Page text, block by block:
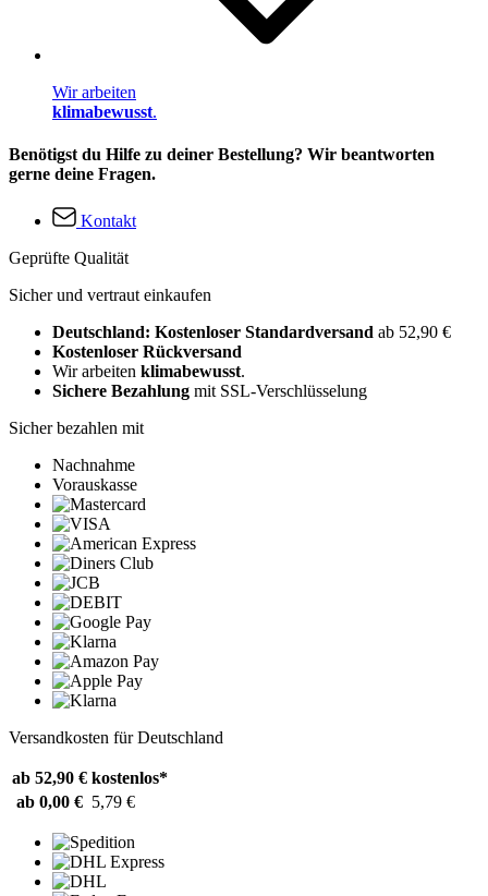
Wir arbeiten
klimabewusst.
Benötigst du Hilfe zu deiner Bestellung? Wir beantworten
gerne deine Fragen.
Kontakt
Geprüfte Qualität
Sicher und vertraut einkaufen
Deutschland: Kostenloser Standardversand ab 52,90 €
Kostenloser Rückversand
Wir arbeiten klimabewusst.
Sichere Bezahlung mit SSL-Verschlüsselung
Sicher bezahlen mit
Nachnahme
Vorauskasse
Versandkosten für Deutschland
ab 52,90 € kostenlos*
ab 0,00 € 5,79 €